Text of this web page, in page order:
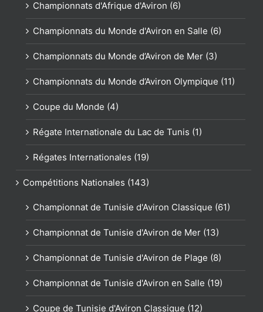
Championnats d'Afrique d'Aviron (6)
Championnats du Monde d'Aviron en Salle (6)
Championnats du Monde d’Aviron de Mer (3)
Championnats du Monde d’Aviron Olympique (11)
Coupe du Monde (4)
Régate Internationale du Lac de Tunis (1)
Régates Internationales (19)
Compétitions Nationales (143)
Championnat de Tunisie d'Aviron Classique (61)
Championnat de Tunisie d'Aviron de Mer (13)
Championnat de Tunisie d'Aviron de Plage (8)
Championnat de Tunisie d'Aviron en Salle (19)
Coupe de Tunisie d'Aviron Classique (12)